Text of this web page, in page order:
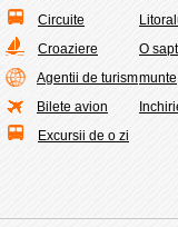
Circuite
Croaziere
Agentii de turism
Bilete avion
Excursii de o zi
O
munte